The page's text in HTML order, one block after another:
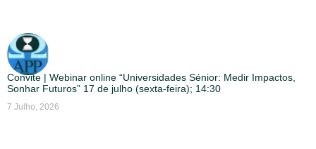
Convite | Webinar online “Universidades Sénior: Medir Impactos,
Sonhar Futuros” 17 de julho (sexta-feira); 14:30
7 Julho, 2026